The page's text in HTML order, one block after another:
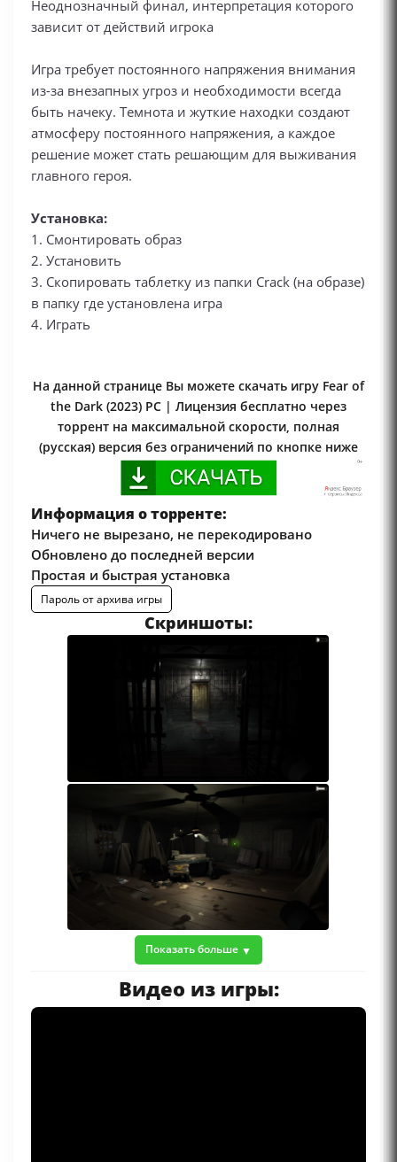
Неоднозначный финал, интерпретация которого
зависит от действий игрока
Игра требует постоянного напряжения внимания
из-за внезапных угроз и необходимости всегда
быть начеку. Темнота и жуткие находки создают
атмосферу постоянного напряжения, а каждое
решение может стать решающим для выживания
главного героя.
Установка:
1. Смонтировать образ
2. Установить
3. Скопировать таблетку из папки Crack (на образе)
в папку где установлена игра
4. Играть
На данной странице Вы можете скачать игру Fear of
the Dark (2023) PC | Лицензия бесплатно через
торрент на максимальной скорости, полная
(русская) версия без ограничений по кнопке ниже
Информация о торренте:
Ничего не вырезано, не перекодировано
Обновлено до последней версии
Простая и быстрая установка
Пароль от архива игры
Скриншоты:
Показать больше
Видео из игры: